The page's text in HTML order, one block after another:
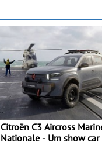
Citroën C3 Aircross
Nationale - Um show